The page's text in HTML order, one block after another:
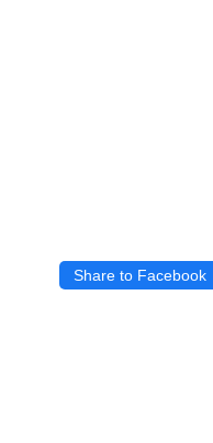
Share to Facebook